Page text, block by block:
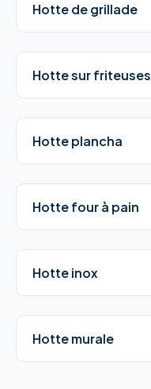
Hotte de grillade
Hotte sur friteuses
Hotte plancha
Hotte four à pain
Hotte inox
Hotte murale